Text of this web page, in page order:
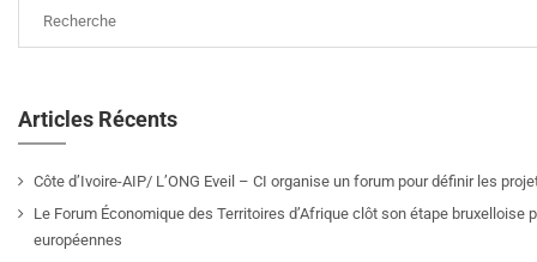
Articles Récents
Côte d’Ivoire-AIP/ L’ONG Eveil – CI organise un forum pour définir les
Le Forum Économique des Territoires d’Afrique clôt son étape
européennes